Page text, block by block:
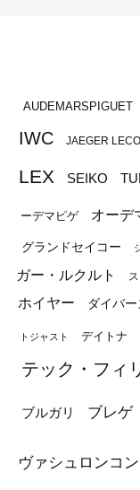
AUDEMARSPIGUET
IWC JAEGER
LEX
SEIKO
ーデマピゲ オーデ
グランドセイコー
ガー・ルクルト
ホイヤー
ダイバ
トジャスト デイトナ
テック・フィ
ブルガリ ブレゲ
ヴァシュロンコ